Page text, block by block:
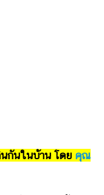
กันในบ้าน โดย คุณ